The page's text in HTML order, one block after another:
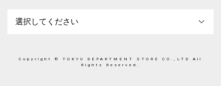
Copyright © TOKYU DEPARTMENT STORE CO.,LTD All
Rights Reserved.